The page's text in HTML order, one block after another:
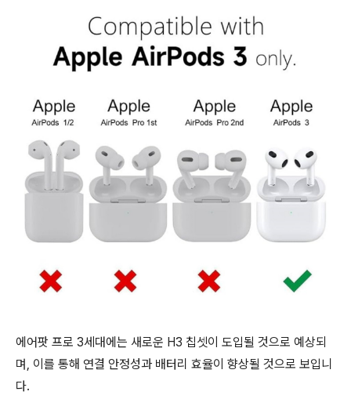
에어팟 프로 3세대에는 새로운 H3 칩셋이 도입될 것으로 예상되
며, 이를 통해 연결 안정성과 배터리 효율이 향상될 것으로 보입니
다.